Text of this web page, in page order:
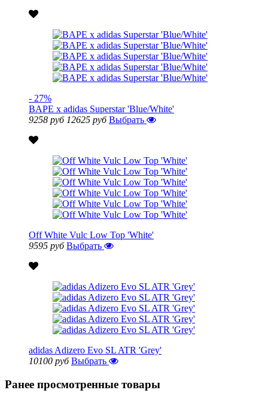
- 27%
BAPE x adidas Superstar 'Blue/White'
9258 руб 12625 руб Выбрать
Off White Vulc Low Top 'White'
9595 руб Выбрать
adidas Adizero Evo SL ATR 'Grey'
10100 руб Выбрать
Ранее просмотренные товары